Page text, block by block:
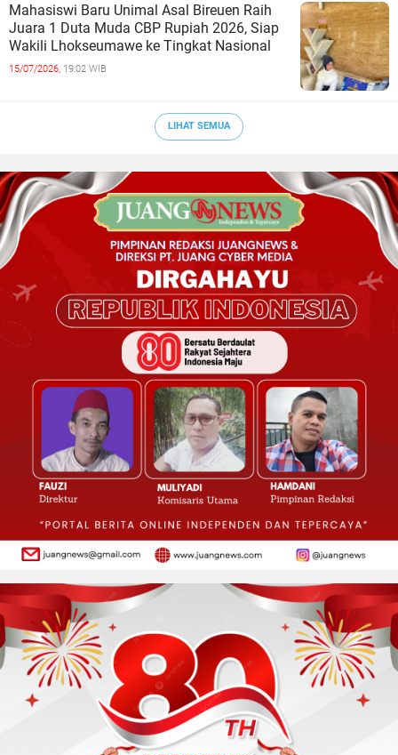
Mahasiswi Baru Unimal Asal Bireuen Raih
Juara 1 Duta Muda CBP Rupiah 2026, Siap
Wakili Lhokseumawe ke Tingkat Nasional
15/07/2026, 19:02 WIB
LIHAT SEMUA